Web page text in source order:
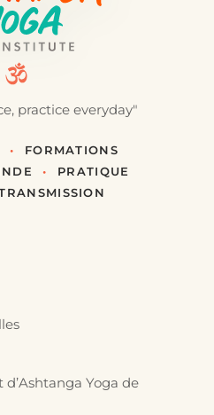
practice everyday"
•
FORMATIONS
•
PRATIQUE
d’Ashtanga Yoga de